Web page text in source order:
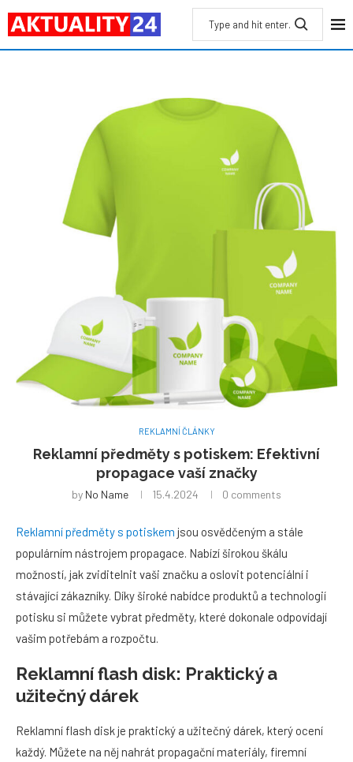
REKLAMNÍ ČLÁNKY
Reklamní předměty s potiskem: Efektivní
propagace vaší značky
by No Name 15.4.2024 0 comments
Reklamní předměty s potiskem jsou osvědčeným a stále
populárním nástrojem propagace. Nabízí širokou škálu
možností, jak zviditelnit vaši značku a oslovit potenciální i
stávající zákazníky. Díky široké nabídce produktů a technologií
potisku si můžete vybrat předměty, které dokonale odpovídají
vašim potřebám a rozpočtu.
Reklamní flash disk: Praktický a
užitečný dárek
Reklamní flash disk je praktický a užitečný dárek, který ocení
každý. Můžete na něj nahrát propagační materiály, firemní